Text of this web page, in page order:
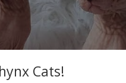
Cats!